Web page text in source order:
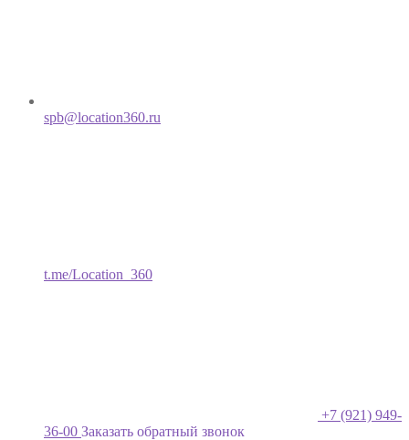
spb@location360.ru
t.me/Location_360
+7 (921) 949-
36-00 Заказать обратный звонок